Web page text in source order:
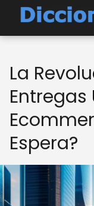
La
Espera?